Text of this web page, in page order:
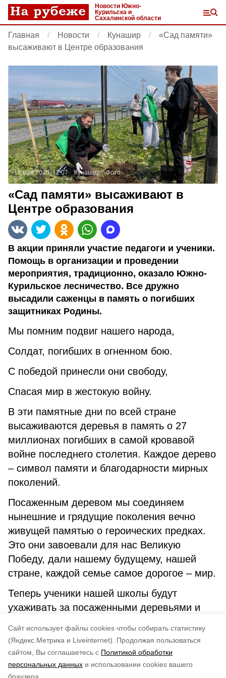
Cайт использует файлы cookies чтобы собирать статистику
(Яндекс.Метрика и Liveinternet).
Продолжая пользоваться
сайтом, Вы соглашаетесь с Политикой обработки
персональных данных и использовании cookies вашего
Новости Южно-
Курильска и
Сахалинской области
Главная Новости Кунашир
«Сад памяти»
высаживают в Центре образования
14 мая 2025, 12:07 Кунашир Фото:
«Сад памяти» высаживают в
Центре образования
В акции приняли участие педагоги и ученики.
Помощь в организации и проведении
мероприятия, традиционно, оказало Южно-
Курильское лесничество. Все дружно
высадили саженцы в память о погибших
защитниках Родины.
Мы помним подвиг нашего народа,
Солдат, погибших в огненном бою.
С победой принесли они свободу,
Спасая мир в жестокую войну.
В эти памятные дни по всей стране
высаживаются деревья в память о 27
миллионах погибших в самой кровавой
войне последнего столетия. Каждое дерево
– символ памяти и благодарности мирных
поколений.
Посаженным деревом мы соединяем
нынешние и грядущие поколения вечно
живущей памятью о героических предках.
Это они завоевали для нас Великую
Победу, дали нашему будущему, нашей
стране, каждой семье самое дорогое – мир.
Теперь ученики нашей школы будут
ухаживать за посаженными деревьями и
Родины, благодаря которым живут сейчас.
по оценке